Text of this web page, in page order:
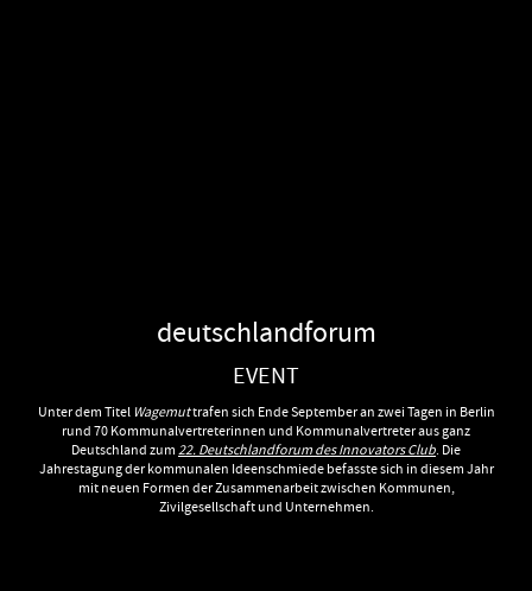
deutschlandforum
EVENT
Unter dem Titel Wagemuttrafen sich Ende September an zwei Tagen in Berlin
rund 70 Kommunalvertreterinnen und Kommunalvertreter aus ganz
Deutschland zum22. Deutschlandforum des Innovators Club. Die
Jahrestagung der kommunalen Ideenschmiede befasste sich in diesem Jahr
mit neuen Formen der Zusammenarbeit zwischen Kommunen,
Zivilgesellschaft und Unternehmen.